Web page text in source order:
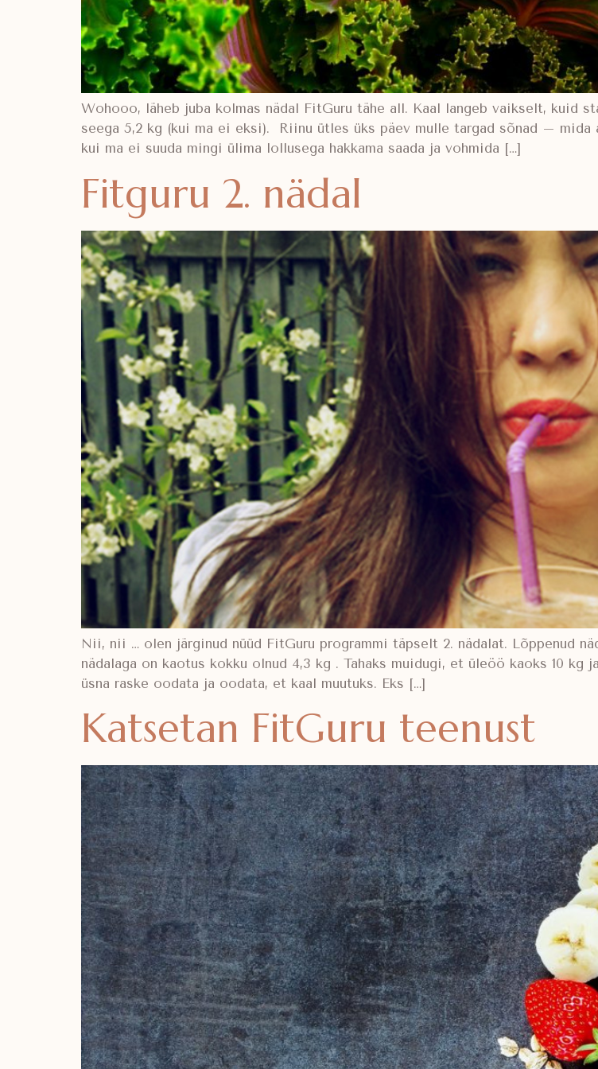
Wohooo, läheb juba kolmas nädal FitGuru tähe all. Kaal langeb vaikselt, kuid
seega 5,2 kg (kui ma ei eksi). Riinu ütles üks päev mulle targad sõnad –
kui ma ei suuda mingi ülima lollusega hakkama saada ja vohmida […]
Fitguru 2. nädal
Nii, nii … olen järginud nüüd FitGuru programmi täpselt 2. nädalat. Lõppenud
nädalaga on kaotus kokku olnud 4,3 kg . Tahaks muidugi, et üleöö kaoks 10
üsna raske oodata ja oodata, et kaal muutuks. Eks […]
Katsetan FitGuru teenust